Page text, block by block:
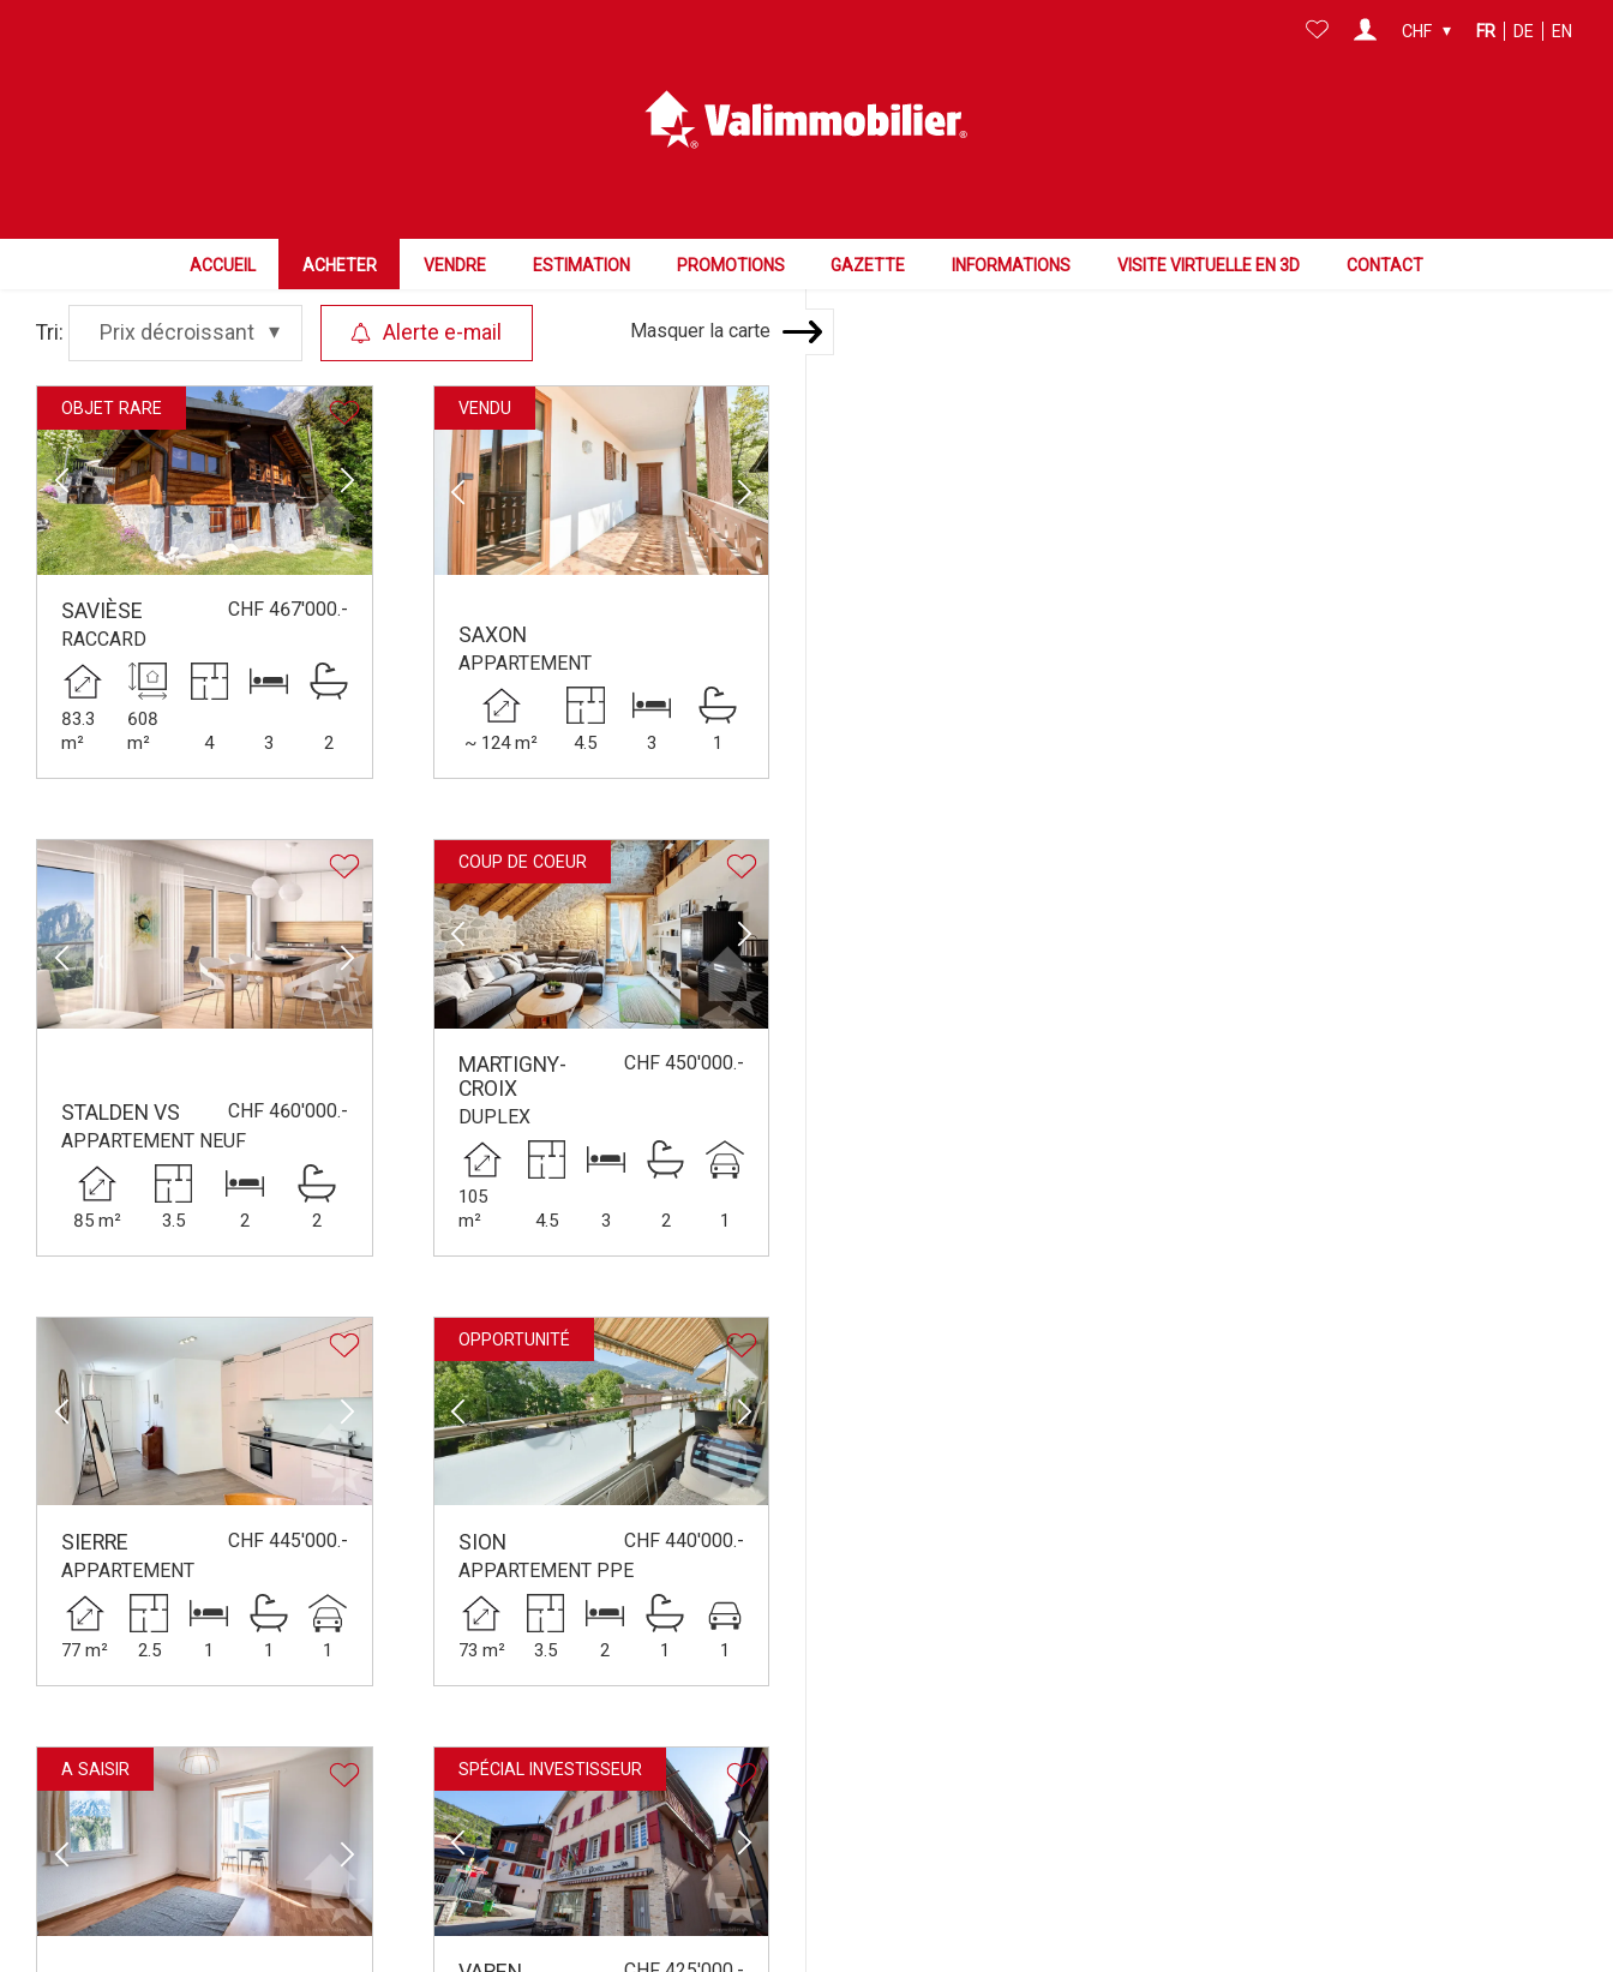
ACCUEIL ACHETER VENDRE ESTIMATION PROMOTIONS GAZETTE INFORMATIONS VISITE VIRTUELLE EN 3D CONTACT
CHF FR DE EN
Tri: Prix décroissant Alerte e-mail Masquer la carte
OBJET RARE
SAVIÈSE
CHF 467'000.-
RACCARD
83.3
m²
608
m²
4 3 2
VENDU
SAXON
APPARTEMENT
~ 124 m² 4.5 3 1
STALDEN VS
CHF 460'000.-
APPARTEMENT NEUF
85 m² 3.5 2 2
COUP DE COEUR
MARTIGNY-
CROIX
CHF 450'000.-
DUPLEX
105
m²
4.5 3 2 1
SIERRE
CHF 445'000.-
APPARTEMENT
77 m² 2.5 1 1 1
OPPORTUNITÉ
SION
CHF 440'000.-
APPARTEMENT PPE
73 m² 3.5 2 1 1
A SAISIR SPÉCIAL INVESTISSEUR